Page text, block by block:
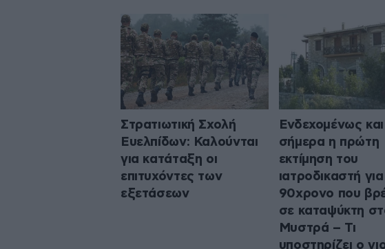
Στρατιωτική Σχολή
Ευελπίδων: Καλούνται
για κατάταξη οι
επιτυχόντες των
εξετάσεων
Ενδεχομένως και
σήμερα η πρώτη
εκτίμηση του
ιατροδικαστή
90χρονο που
σε καταψύκτη
Μυστρά – Τι
υποστηρίζει ο